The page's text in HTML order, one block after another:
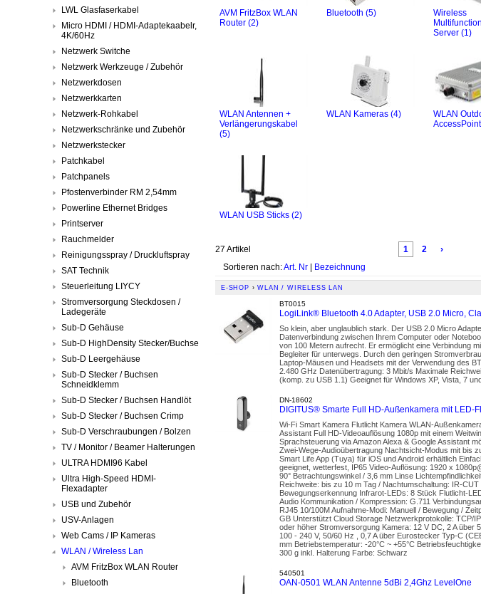
LWL Glasfaserkabel
Micro HDMI / HDMI-Adaptekaabelr,
4K/60Hz
Netzwerk Switche
Netzwerk Werkzeuge / Zubehör
Netzwerkdosen
Netzwerkkarten
Netzwerk-Rohkabel
Netzwerkschränke und Zubehör
Netzwerkstecker
Patchkabel
Patchpanels
Pfostenverbinder RM 2,54mm
Powerline Ethernet Bridges
Printserver
Rauchmelder
Reinigungsspray / Druckluftspray
SAT Technik
Steuerleitung LIYCY
Stromversorgung Steckdosen /
Ladegeräte
Sub-D Gehäuse
Sub-D HighDensity Stecker/Buchse
Sub-D Leergehäuse
Sub-D Stecker / Buchsen
Schneidklemm
Sub-D Stecker / Buchsen Handlöt
Sub-D Stecker / Buchsen Crimp
Sub-D Verschraubungen / Bolzen
TV / Monitor / Beamer Halterungen
ULTRA HDMI96 Kabel
Ultra High-Speed HDMI-
Flexadapter
USB und Zubehör
USV-Anlagen
Web Cams / IP Kameras
WLAN / Wireless Lan
AVM FritzBox WLAN Router
Bluetooth
AVM FritzBox WLAN
Router (2)
Bluetooth (5)
Wireless
Server (1)
WLAN Antennen +
Verlängerungskabel
(5)
WLAN Kameras (4)
WLAN
WLAN USB Sticks (2)
27 Artikel 1 2 ›
Sortieren nach:Art. Nr | Bezeichnung
E-SHOP › WLAN / WIRELESS LAN
BT0015
LogiLink® Bluetooth 4.0 Adapter, USB 2.0 Micro,
So klein, aber unglaublich stark. Der USB 2.0 Micro
Datenverbindung zwischen Ihrem Computer oder
von 100 Metern aufrecht. Er ermöglicht eine Verbindung
Begleiter für unterwegs. Durch den geringen
Laptop-Mäusen und Headsets mit der Verwendung des
2.480 GHz Datenübertragung: 3 Mbit/s Maximale
(komp. zu USB 1.1) Geeignet für Windows XP, Vista, 7
DN-18602
DIGITUS® Smarte Full HD-Außenkamera mit LED-
Wi-Fi Smart Kamera Flutlicht Kamera WLAN-
Assistant Full HD-Videoauflösung 1080p mit einem
Sprachsteuerung via Amazon Alexa & Google Assistant
Zwei-Wege-Audioübertragung Nachtsicht-Modus mit bis
Smart Life App (Tuya) für iOS und Android erhältlich
geeignet, wetterfest, IP65 Video-Auflösung: 1920 x
90° Betrachtungswinkel / 3,6 mm Linse
Reichweite: bis zu 10 m Tag / Nachtumschaltung: IR-
Bewegungserkennung Infrarot-LEDs: 8 Stück Flutlicht-
Audio Kommunikation / Kompression: G.711
RJ45 10/100M Aufnahme-Modi: Manuell / Bewegung /
GB Unterstützt Cloud Storage Netzwerkprotokolle: TCP/
oder höher Stromversorgung Kamera: 12 V DC, 2 A über
100 - 240 V, 50/60 Hz , 0,7 A über Eurostecker Typ-C
mm Betriebstemperatur: -20°C ~ +55°C
300 g inkl. Halterung Farbe: Schwarz
540501
OAN-0501 WLAN Antenne 5dBi 2,4Ghz LevelOne